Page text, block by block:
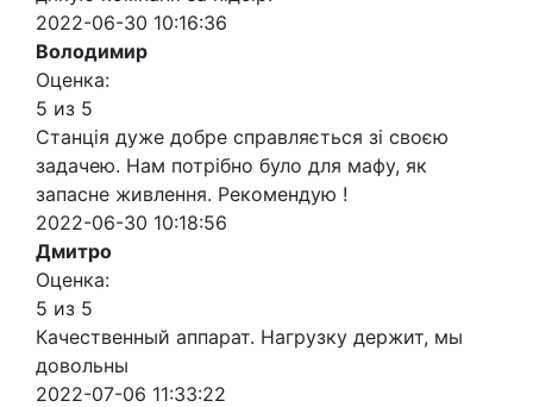
2022-06-30 10:16:36
Володимир
Оценка:
5 из 5
Станція дуже добре справляється зі своєю
задачею. Нам потрібно було для мафу, як
запасне живлення. Рекомендую !
2022-06-30 10:18:56
Дмитро
Оценка:
5 из 5
Качественный аппарат. Нагрузку держит, мы
довольны
2022-07-06 11:33:22